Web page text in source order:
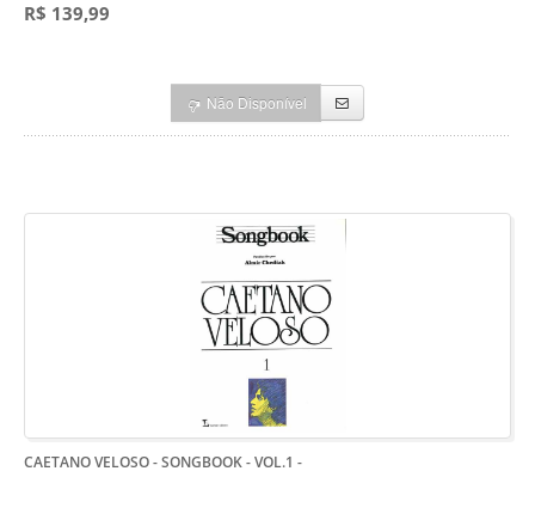
R$ 139,99
Não Disponível
CAETANO VELOSO - SONGBOOK - VOL.1 -